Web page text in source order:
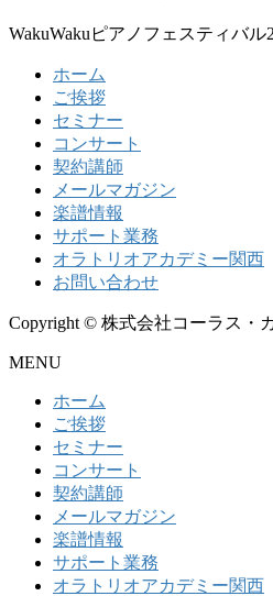
WakuWakuピアノフェスティバ
ホーム
ご挨拶
セミナー
コンサート
契約講師
メールマガジン
楽譜情報
サポート業務
オラトリオアカデミー関西
お問い合わせ
Copyright © 株式会社コーラス・
MENU
ホーム
ご挨拶
セミナー
コンサート
契約講師
メールマガジン
楽譜情報
サポート業務
オラトリオアカデミー関西